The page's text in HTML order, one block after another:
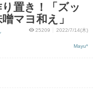
置き！「ズッ
マヨ和え」
25209 2022/7/14(木)
Mayu*